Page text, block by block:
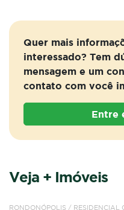
Quer mais
interessado? Tem
mensagem e um
contato com você
Entre
Veja + Imóveis